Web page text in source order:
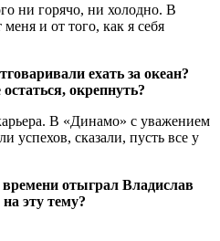
ни горячо, ни холодно. В
и от того, как я себя
ехать за океан?
окрепнуть?
В «Динамо» с уважением
сказали, пусть все у
отыграл Владислав
эту тему?